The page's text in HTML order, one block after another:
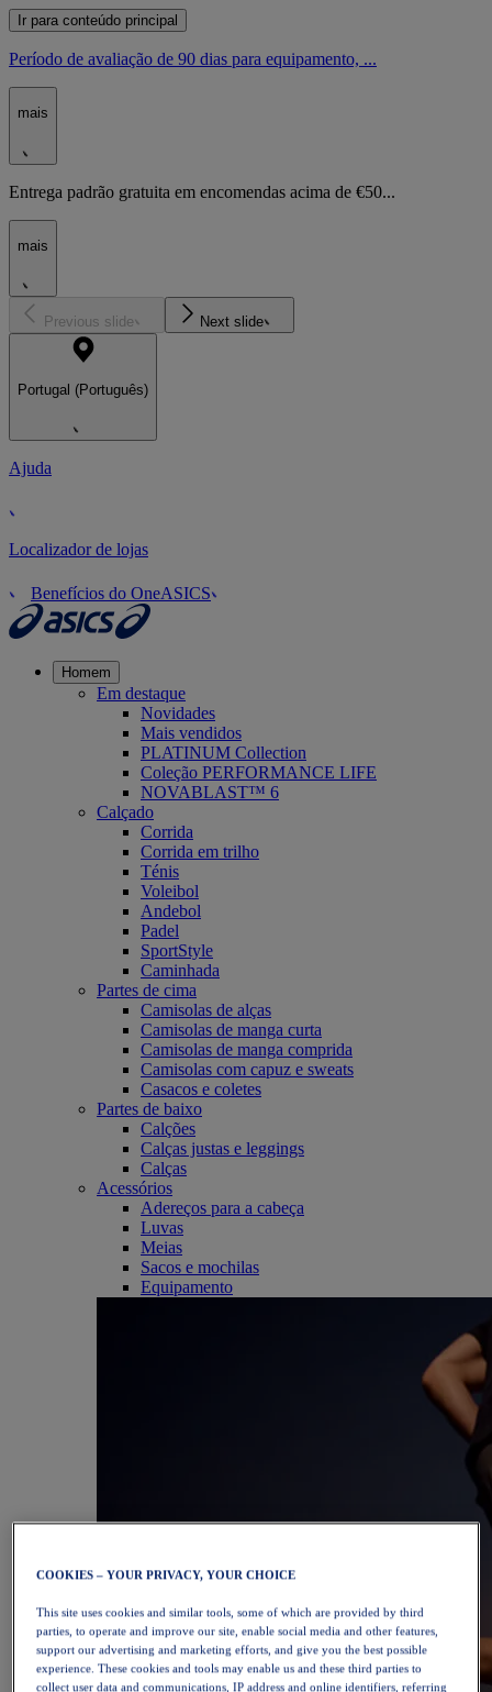
Ir para conteúdo principal
Período de avaliação de 90 dias para equipamento, ...
mais
Entrega padrão gratuita em encomendas acima de €50...
mais
Previous slide Next slide
Portugal (Português)
Ajuda
Localizador de lojas
Benefícios do OneASICS
Homem
Em destaque
Novidades
Mais vendidos
PLATINUM Collection
Coleção PERFORMANCE LIFE
NOVABLAST™ 6
Calçado
Corrida
Corrida em trilho
Ténis
Voleibol
Andebol
Padel
SportStyle
Caminhada
Partes de cima
Camisolas de alças
Camisolas de manga curta
Camisolas de manga comprida
Camisolas com capuz e sweats
Casacos e coletes
Partes de baixo
Calções
Calças justas e leggings
Calças
Acessórios
Adereços para a cabeça
Luvas
Meias
Sacos e mochilas
Equipamento
COOKIES – YOUR PRIVACY, YOUR CHOICE
This site uses cookies and similar tools, some of which are provided by third
parties, to operate and improve our site, enable social media and other features,
support our advertising and marketing efforts, and give you the best possible
experience. These cookies and tools may enable us and these third parties to
collect user data and communications, IP address and online identifiers, referring